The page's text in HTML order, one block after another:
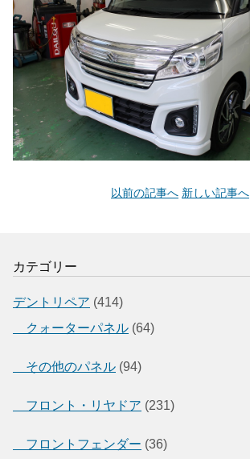
以前の記事へ 新しい記事へ
カテゴリー
デントリペア (414)
クォーターパネル (64)
その他のパネル (94)
フロント・リヤドア (231)
フロントフェンダー (36)